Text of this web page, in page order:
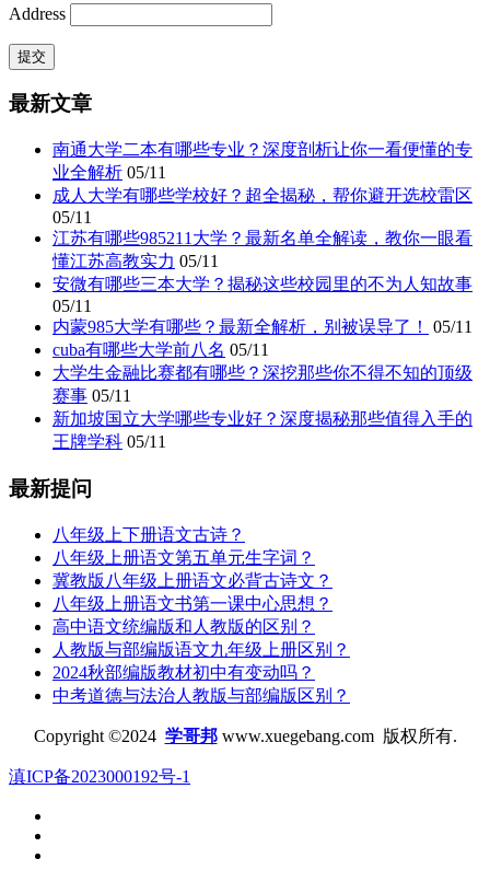
Address
最新文章
南通大学二本有哪些专业？深度剖析让你一看便懂的专
业全解析 05/11
成人大学有哪些学校好？超全揭秘，帮你避开选校雷区
05/11
江苏有哪些985211大学？最新名单全解读，教你一眼看
懂江苏高教实力 05/11
安微有哪些三本大学？揭秘这些校园里的不为人知故事
05/11
内蒙985大学有哪些？最新全解析，别被误导了！
05/11
cuba有哪些大学前八名 05/11
大学生金融比赛都有哪些？深挖那些你不得不知的顶级
赛事 05/11
新加坡国立大学哪些专业好？深度揭秘那些值得入手的
王牌学科 05/11
最新提问
八年级上下册语文古诗？
八年级上册语文第五单元生字词？
冀教版八年级上册语文必背古诗文？
八年级上册语文书第一课中心思想？
高中语文统编版和人教版的区别？
人教版与部编版语文九年级上册区别？
2024秋部编版教材初中有变动吗？
中考道德与法治人教版与部编版区别？
Copyright ©2024 学哥邦www.xuegebang.com 版权所有.
滇ICP备2023000192号-1